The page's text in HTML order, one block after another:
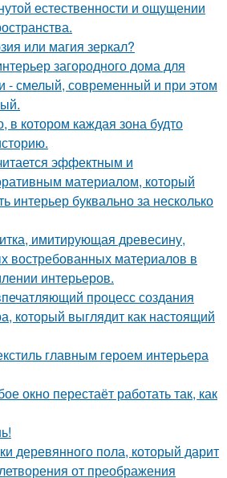
естественности и ощущении
или магия зеркал?
загородного дома для
- смелый, современный и при этом
в котором каждая зона будто
эффектным и
материалом, который
интерьер буквально за несколько
имитирующая древесину,
востребованных материалов в
интерьеров.
процесс создания
который выглядит как настоящий
главным героем интерьера
окно перестаёт работать так, как
деревянного пола, который дарит
от преображения